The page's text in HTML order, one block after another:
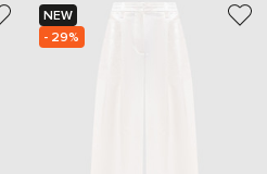
NEW
- 29%